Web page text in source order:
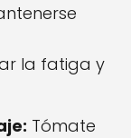
la fatiga y
Tómate